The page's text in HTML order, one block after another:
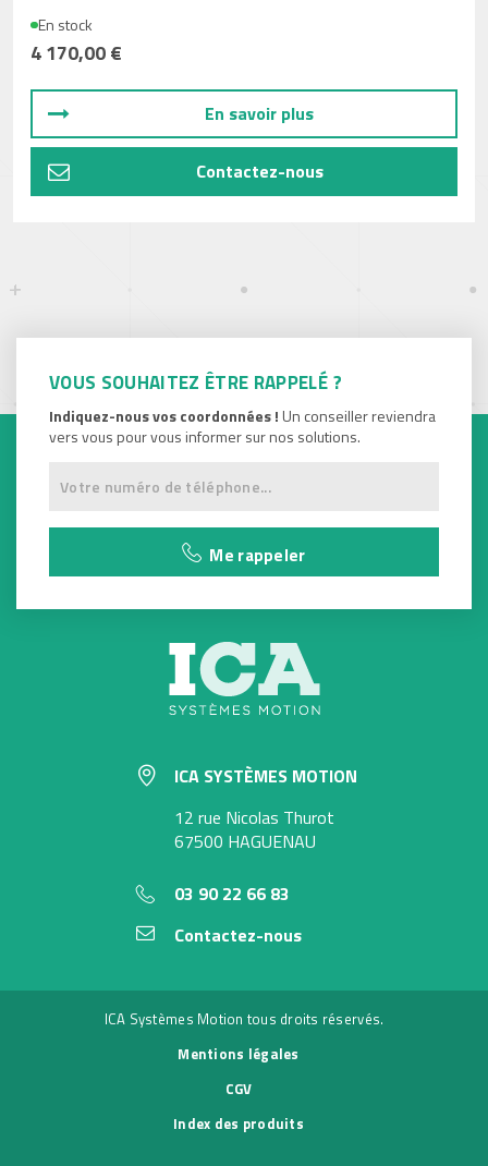
En stock
4 170,00 €
En savoir plus
Contactez-nous
VOUS SOUHAITEZ ÊTRE RAPPELÉ ?
Indiquez-nous vos coordonnées ! Un conseiller reviendra
vers vous pour vous informer sur nos solutions.
Me rappeler
ICA SYSTÈMES MOTION
12 rue Nicolas Thurot
67500 HAGUENAU
03 90 22 66 83
Contactez-nous
ICA Systèmes Motion tous droits réservés.
Mentions légales
CGV
Index des produits